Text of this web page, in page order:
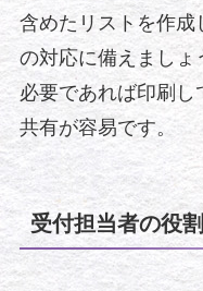
含めたリストを作成
の対応に備えまし
必要であれば印刷し
共有が容易です。
受付担当者の役